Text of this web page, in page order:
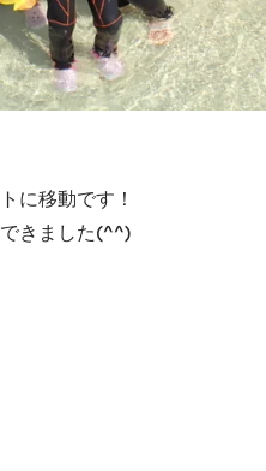
に移動です！
きました(^^)